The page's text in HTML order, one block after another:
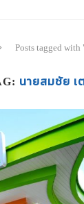
Posts tagged
นายสมชัย เ